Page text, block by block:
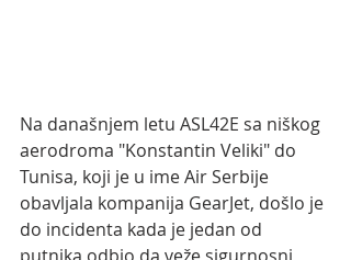
Na današnjem letu ASL42E sa niškog
aerodroma "Konstantin Veliki" do
Tunisa, koji je u ime Air Serbije
obavljala kompanija GearJet, došlo je
do incidenta kada je jedan od